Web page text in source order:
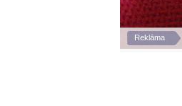
Reklāma